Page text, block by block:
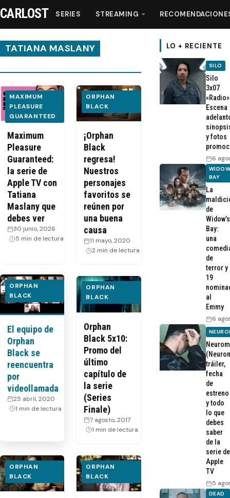
Streaming
Recomendaciones
Videos
Webisodios
CARLOST SERIES STREAMING
TATIANA MASLANY
MAXIMUM
PLEASURE
GUARANTEED
Maximum
Pleasure
Guaranteed:
la serie de
Apple TV con
Tatiana
Maslany que
debes ver
30 junio, 2026
5 min de lectura
ORPHAN
BLACK
¡Orphan
Black
regresa!
Nuestros
personajes
favoritos se
reúnen por
una buena
causa
11 mayo, 2020
2 min de lectura
ORPHAN
BLACK
El equipo de
Orphan
Black se
reencuentra
por
videollamada
25 abril, 2020
1 min de lectura
ORPHAN
BLACK
Orphan
Black 5x10:
Promo del
último
capítulo de
la serie
(Series
Finale)
7 agosto, 2017
1 min de lectura
ORPHAN
BLACK
ORPHAN
BLACK
LO + RECIENTE
SILO
Silo
3x07
Escena
y fotos
6
BAY
La
de
Widow’s
Bay:
una
de
terror y
19
al
Emmy
6
tráiler,
fecha
de
estreno
y todo
lo que
debes
saber
de la
serie de
Apple
TV
5
DEAD